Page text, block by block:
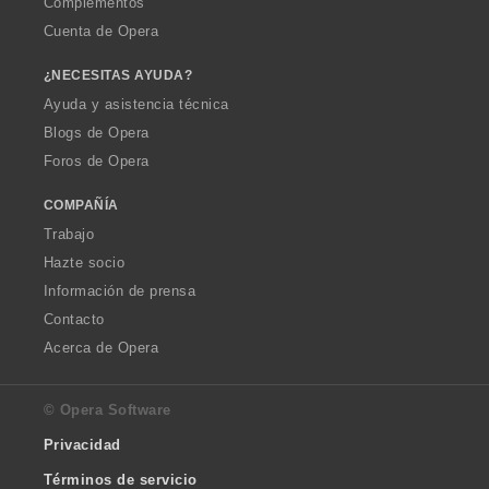
Cuenta de Opera
¿NECESITAS AYUDA?
Ayuda y asistencia técnica
Blogs de Opera
Foros de Opera
COMPAÑÍA
Trabajo
Hazte socio
Información de prensa
Contacto
Acerca de Opera
© Opera Software
Privacidad
Términos de servicio